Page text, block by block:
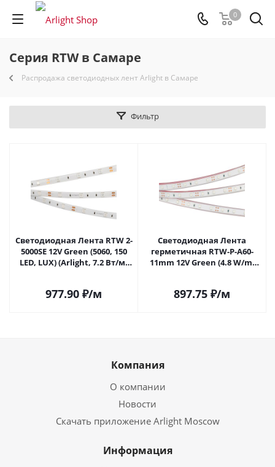
0
Серия RTW в Самаре
Распродажа светодиодных лент Arlight в Самаре
Фильтр
Светодиодная Лента RTW 2-
5000SE 12V Green (5060, 150
LED, LUX) (Arlight, 7.2 Вт/м,
977.90 ₽/м
Светодиодная Лента
герметичная RTW-P-A60-
11mm 12V Green (4.8 W/m,
897.75 ₽/м
Компания
О компании
Новости
Скачать приложение Arlight Moscow
Информация